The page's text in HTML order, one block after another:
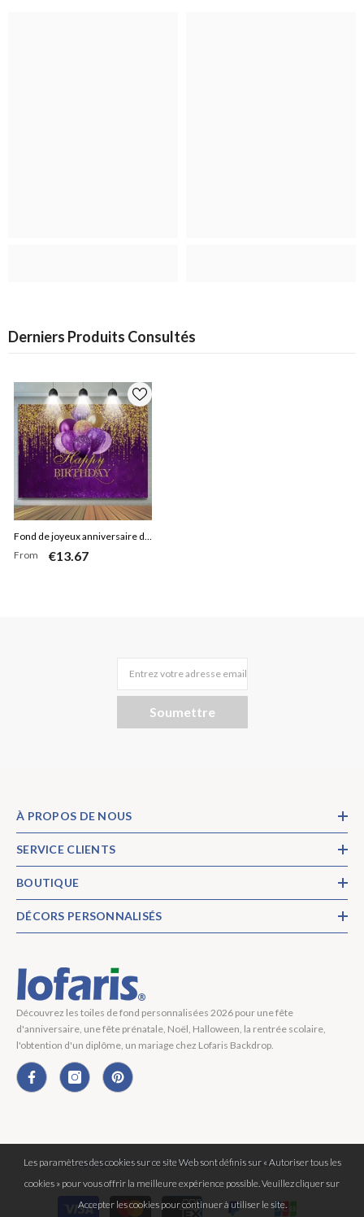
Derniers Produits Consultés
Fond de joyeux anniversaire de
paillettes d'or de ballons violets
From €13.67
Entrez votre adresse email
Soumettre
À PROPOS DE NOUS
SERVICE CLIENTS
BOUTIQUE
DÉCORS PERSONNALISÉS
Découvrez les toiles de fond personnalisées 2026 pour une fête
d'anniversaire, une fête prénatale, Noël, Halloween, la rentrée scolaire,
l'obtention d'un diplôme, un mariage chez Lofaris Backdrop.
Copyright © 2026 Lofaris® Tous Droits Réservés.
Moyens
Les paramètres des cookies sur ce site Web sont définis sur « Autoriser tous les
cookies » pour vous offrir la meilleure expérience possible. Veuillez cliquer sur
Accepter les cookies pour continuer à utiliser le site.